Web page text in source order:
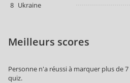
8 Ukraine
Meilleurs scores
Personne n'a réussi à marquer plus de
quiz.